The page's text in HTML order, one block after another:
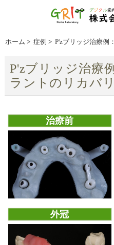
ホーム > 症例 > P'zブリッジ治療例
P'zブリッジ治療
ラントのリカバリ
治療前
外冠